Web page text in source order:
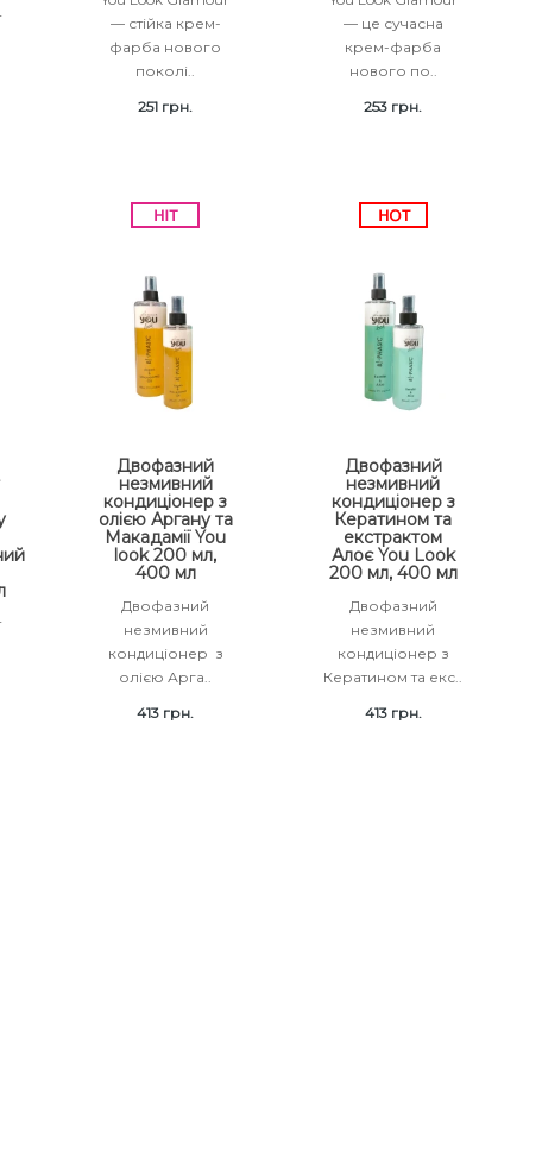
— стійка крем-
фарба нового
поколі..
251 грн.
— це сучасна
крем-фарба
нового по..
253 грн.
Двофазний
незмивний
кондиціонер з
олією Аргану та
Макадамії You
look 200 мл,
400 мл
Двофазний
незмивний
кондиціонер з
олією Арга..
413 грн.
Двофазний
незмивний
кондиціонер з
Кератином та
екстрактом
Алоє You Look
200 мл, 400 мл
Двофазний
незмивний
кондиціонер з
Кератином та екс..
413 грн.